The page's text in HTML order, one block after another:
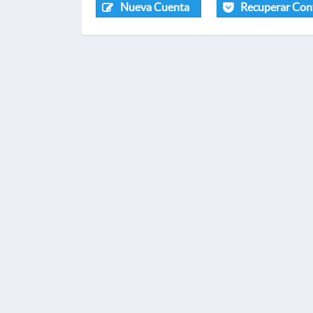
Nueva Cuenta Recuperar